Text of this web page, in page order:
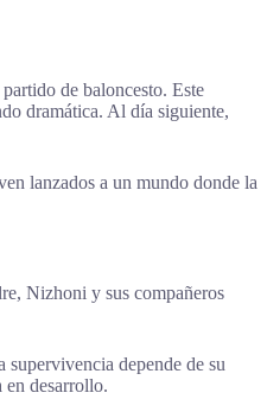
de baloncesto. Este
dramática. Al día siguiente,
lanzados a un mundo donde la
Nizhoni y sus compañeros
supervivencia depende de su
en desarrollo.